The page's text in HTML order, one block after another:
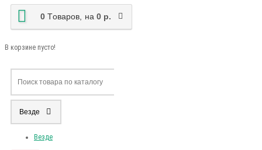
0 Tоваров, на 0 р.
В корзине пусто!
Везде
Везде